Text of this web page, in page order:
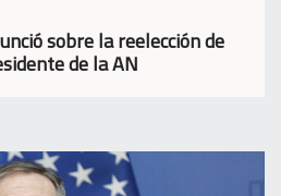
sobre la reelección de
de la AN